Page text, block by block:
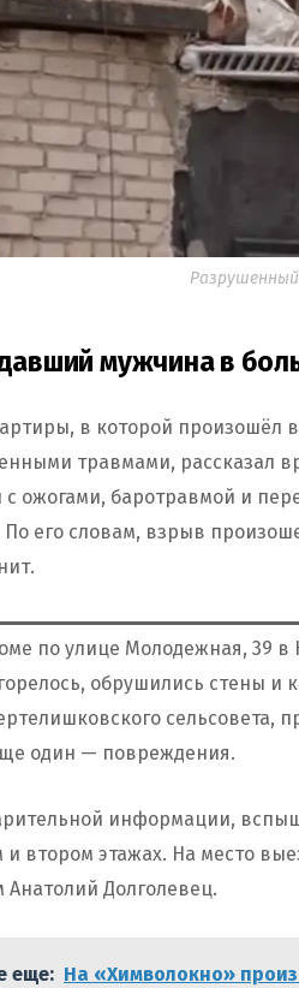
мужчина в
в которой произошёл
травмами, рассказал
с ожогами, баротравмой и
его словам, взрыв
по улице Молодежная, 39 в
обрушились стены
сельсовета,
один — повреждения.
информации,
и втором этажах. На место
Анатолий Долголевец.
еще: На «Химволокно»